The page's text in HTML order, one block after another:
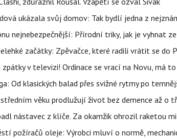
ukázala svůj domov: Tak bydlí jedna z
nejnebezpečnější: Přírodní triky, jak je vyhnat
začátky: Zpěvačce, které radili vrátit se
v televizi! Ordinace se vrací na Novu, má
Od klasických balad přes svižné rytmy po
věku prodlužují život bez demence až o
nástavec z klíče. Za okamžik ohrozil raketou
požíračů oleje: Výrobci mluví o normě,